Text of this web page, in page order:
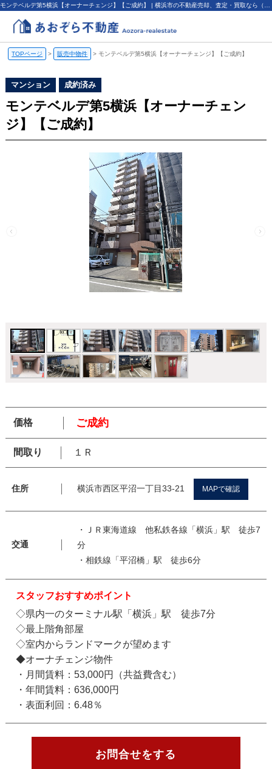
TOPページ > 販売中物件 > モンテベルデ第5横浜【オーナーチェンジ】【ご成約】
マンション 成約済み
モンテベルデ第5横浜【オーナーチェン
ジ】【ご成約】
価格 ご成約
間取り １Ｒ
住所 横浜市西区平沼一丁目33-21 MAPで確認
交通
・ＪＲ東海道線 他私鉄各線「横浜」駅 徒歩7
分
・相鉄線「平沼橋」駅 徒歩6分
スタッフおすすめポイント
◇県内一のターミナル駅「横浜」駅 徒歩7分
◇最上階角部屋
◇室内からランドマークが望めます
◆オーナチェンジ物件
・月間賃料：53,000円（共益費含む）
・年間賃料：636,000円
・表面利回：6.48％
お問合せをする